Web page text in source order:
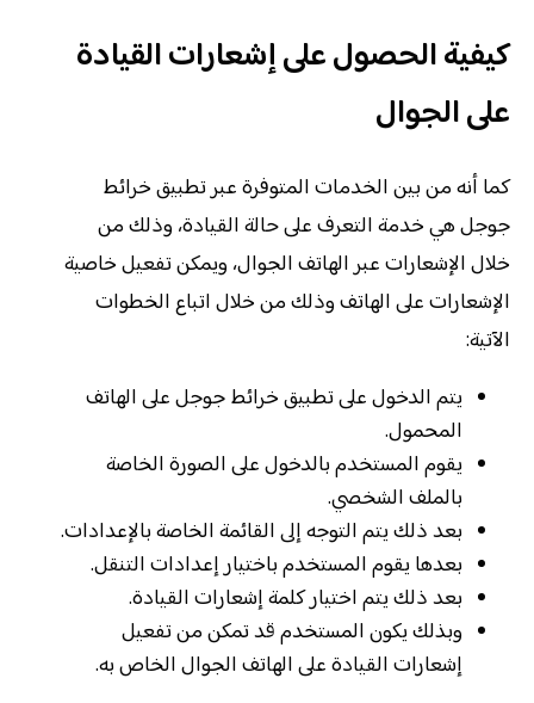
كيفية الحصول على إشعارات القيادة
على الجوال
كما أنه من بين الخدمات المتوفرة عبر تطبيق خرائط
جوجل هي خدمة التعرف على حالة القيادة، وذلك من
خلال الإشعارات عبر الهاتف الجوال، ويمكن تفعيل خاصية
الإشعارات على الهاتف وذلك من خلال اتباع الخطوات
الآتية:
يتم الدخول على تطبيق خرائط جوجل على الهاتف
المحمول.
يقوم المستخدم بالدخول على الصورة الخاصة
بالملف الشخصي.
بعد ذلك يتم التوجه إلى القائمة الخاصة بالإعدادات.
بعدها يقوم المستخدم باختيار إعدادات التنقل.
بعد ذلك يتم اختيار كلمة إشعارات القيادة.
وبذلك يكون المستخدم قد تمكن من تفعيل
إشعارات القيادة على الهاتف الجوال الخاص به.